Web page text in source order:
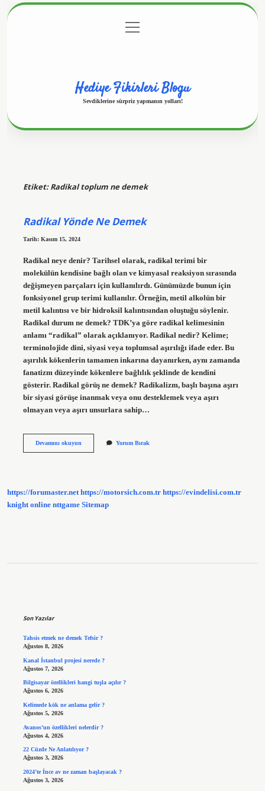
Gizlilik Politikası
menüyü
aç
Hediye Fikirleri Blogu
Sevdiklerine sürpriz yapmanın yolları!
Etiket:Radikal toplum ne demek
Radikal Yönde Ne Demek
Tarih: Kasım 15, 2024
Radikal neye denir? Tarihsel olarak, radikal terimi bir
molekülün kendisine bağlı olan ve kimyasal reaksiyon sırasında
değişmeyen parçaları için kullanılırdı. Günümüzde bunun için
fonksiyonel grup terimi kullanılır. Örneğin, metil alkolün bir
metil kalıntısı ve bir hidroksil kalıntısından oluştuğu söylenir.
Radikal durum ne demek? TDK’ya göre radikal kelimesinin
anlamı “radikal” olarak açıklanıyor. Radikal nedir? Kelime;
terminolojide dini, siyasi veya toplumsal aşırılığı ifade eder. Bu
aşırılık kökenlerin tamamen inkarına dayanırken, aynı zamanda
fanatizm düzeyinde kökenlere bağlılık şeklinde de kendini
gösterir. Radikal görüş ne demek? Radikalizm, başlı başına aşırı
bir siyasi görüşe inanmak veya onu desteklemek veya aşırı
olmayan veya aşırı unsurlara sahip…
Devamını okuyunRadikal
Yorum Bırak
https://forumaster.net https://motorsich.com.tr https://evindelisi.com.tr
knight online nttgame Sitemap
Son Yazılar
Tahsis etmek ne demek Tefsir ?
Ağustos 8, 2026
Kanal İstanbul projesi nerede ?
Ağustos 7, 2026
Bilgisayar özellikleri hangi tuşla açılır ?
Ağustos 6, 2026
Kelimede kök ne anlama gelir ?
Ağustos 5, 2026
Avanos’un özellikleri nelerdir ?
Ağustos 4, 2026
22 Cüzde Ne Anlatılıyor ?
Ağustos 3, 2026
2024’te İnce av ne zaman başlayacak ?
Ağustos 3, 2026